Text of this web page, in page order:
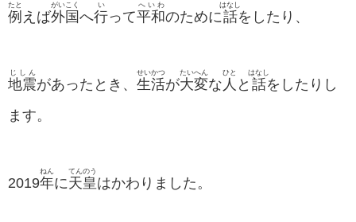
例
たと
えば外国
がいこく
へ行
い
って平和
へいわ
のために話
はなし
をしたり、
地震
じしん
があったとき、 生活
せいかつ
が大変
たいへん
な 人
ひと
と 話
はなし
をしたりし
ます。
2019年
ねん
に天皇
てんのう
はかわりました。